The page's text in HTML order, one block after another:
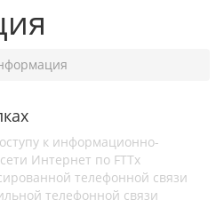
к информационно-
Интернет по FTTx
телефонной связи
телефонной связи